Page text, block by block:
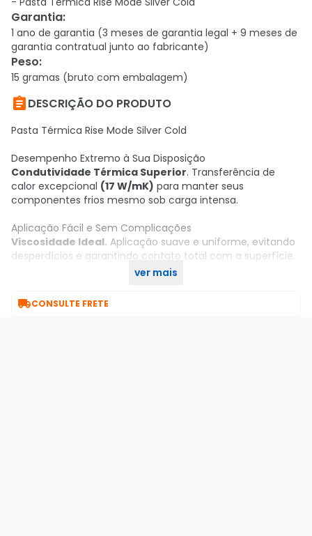
Garantia:
1 ano de garantia (3 meses de garantia legal + 9 meses de
garantia contratual junto ao fabricante)
Peso:
15 gramas (bruto com embalagem)
DESCRIÇÃO DO PRODUTO
Pasta Térmica Rise Mode Silver Cold
Desempenho Extremo à Sua Disposição
Condutividade Térmica Superior. Transferência de
calor excepcional (17 W/mK) para manter seus
componentes frios mesmo sob carga intensa.
Aplicação Fácil e Sem Complicações
Viscosidade Ideal. Aplicação suave e uniforme, evitando
desperdícios e garantindo contato total com a superfície.
ver mais
CONSULTE FRETE